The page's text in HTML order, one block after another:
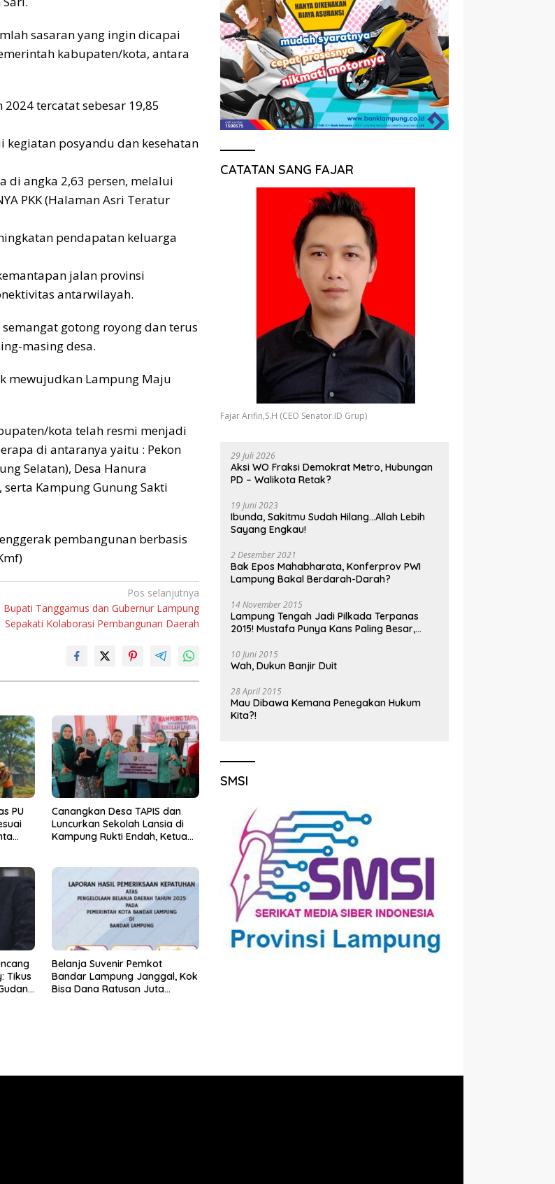
sasaran yang ingin dicapai
kabupaten/kota, antara
tercatat sebesar 19,85
kegiatan posyandu dan kesehatan
di angka 2,63 persen, melalui
PKK (Halaman Asri Teratur
pendapatan keluarga
jalan provinsi
antarwilayah.
gotong royong dan terus
masing desa.
mewujudkan Lampung Maju
kota telah resmi menjadi
di antaranya yaitu : Pekon
Selatan), Desa Hanura
serta Kampung Gunung Sakti
pembangunan berbasis
Pos selanjutnya
‎Bupati Tanggamus dan Gubernur Lampung
Sepakati Kolaborasi Pembangunan Daerah
PU
Canangkan Desa TAPIS dan
Luncurkan Sekolah Lansia di
Kampung Rukti Endah, Ketua
dari Desa
Tikus
Belanja Suvenir Pemkot
Bandar Lampung Janggal, Kok
Bisa Dana Ratusan Juta
CATATAN SANG FAJAR
Fajar Arifin,S.H (CEO Senator.ID Grup)
29 Juli 2026
Aksi WO Fraksi Demokrat Metro, Hubungan
PD – Walikota Retak?
19 Juni 2023
Ibunda, Sakitmu Sudah Hilang…Allah Lebih
Sayang Engkau!
2 Desember 2021
Bak Epos Mahabharata, Konferprov PWI
Lampung Bakal Berdarah-Darah?
14 November 2015
Lampung Tengah Jadi Pilkada Terpanas
2015! Mustafa Punya Kans Paling Besar,
10 Juni 2015
Wah, Dukun Banjir Duit
28 April 2015
Mau Dibawa Kemana Penegakan Hukum
Kita?!
SMSI